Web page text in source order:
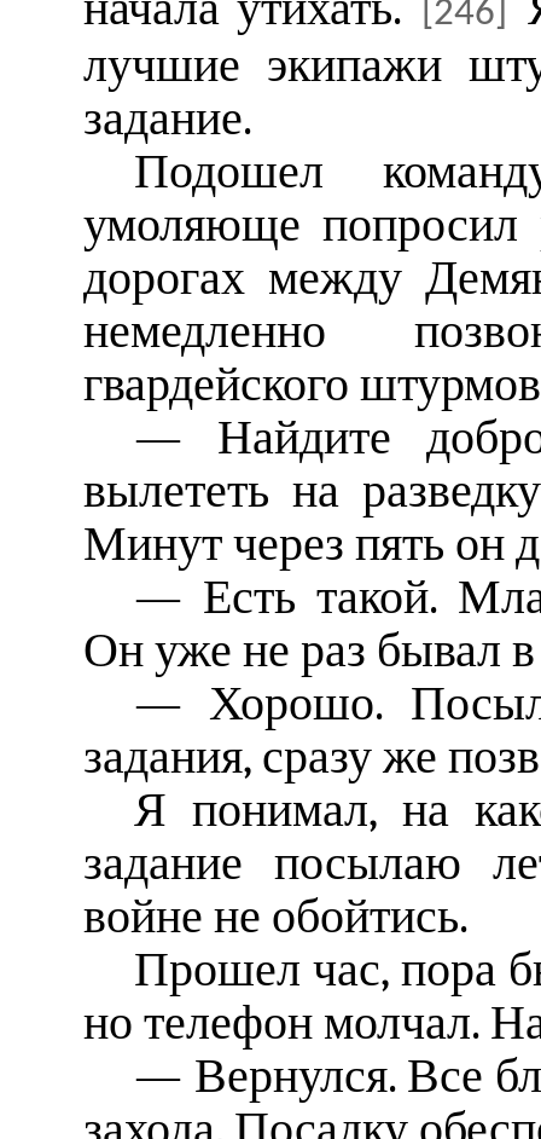
[246]
лучшие экипажи
задание.
Подошел
умоляюще попросил
дорогах между
немедленно
гвардейского
— Найдите
вылететь на
Минут через пять он
— Есть такой.
Он уже не раз бывал
— Хорошо.
задания, сразу же
Я понимал, на
задание посылаю
войне не обойтись.
Прошел час, пора
но телефон молчал.
— Вернулся. Все